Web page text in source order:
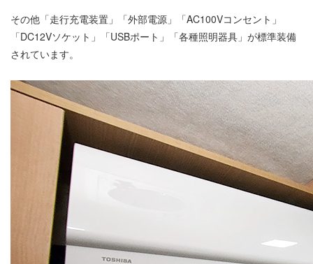
その他「走行充電装置」「外部電源」「AC100Vコンセント」
「DC12Vソケット」「USBポート」「各種照明器具」が標準装備
されています。